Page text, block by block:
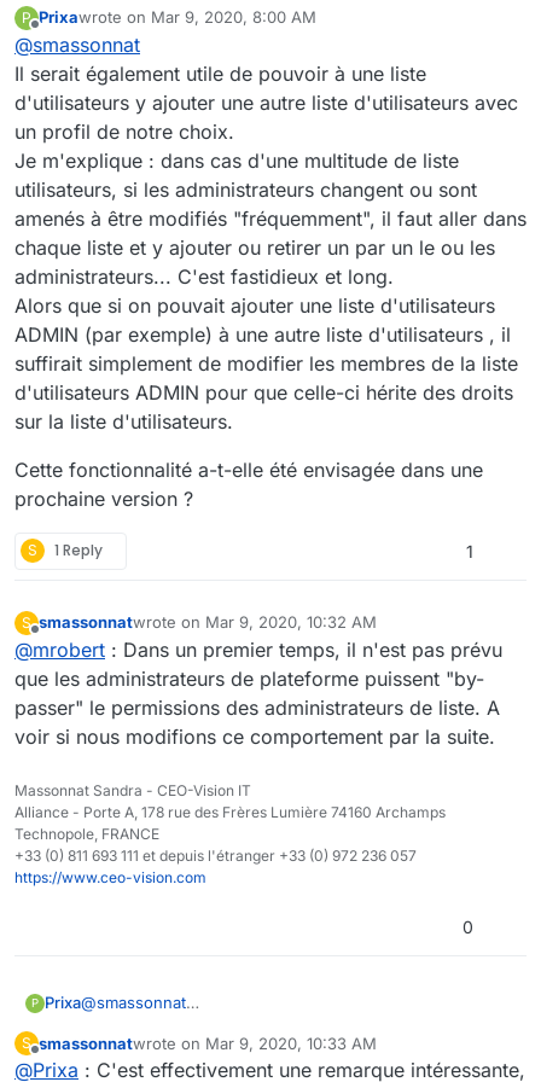
fonctionnalité est prévue pour la version 3.8.
Pour l'aspect fonctionnel :
Il sera impossible de supprimer une liste
d'utilisateur si elle est membre d'au moins un
espace. Il faudra alors la retirer de l'espace en
question avant de pouvoir la supprimer.
Nous avons également une réflexion en interne
sur la nécessité (ou pas) de proposer aux
administrateurs de plateforme la possibilité de
restaurer des listes d'utilisateurs supprimées.
L'objectif serait d'anticiper les éventuelles erreurs,
malgré la mise en place d'une popup de demande
de confirmation.
Cela aura un impact sur la façon dont sera géré le
mécanisme de suppression.
Si tu as un avis/retour du terrain sur le sujet,
n'hésite pas à nous en faire part.
Bonne journée.
P Prixawrote on Mar 9, 2020, 8:00 AM
last edited by
@smassonnat
Il serait également utile de pouvoir à une liste
d'utilisateurs y ajouter une autre liste d'utilisateurs avec
un profil de notre choix.
Je m'explique : dans cas d'une multitude de liste
utilisateurs, si les administrateurs changent ou sont
amenés à être modifiés "fréquemment", il faut aller dans
chaque liste et y ajouter ou retirer un par un le ou les
administrateurs... C'est fastidieux et long.
Alors que si on pouvait ajouter une liste d'utilisateurs
ADMIN (par exemple) à une autre liste d'utilisateurs , il
suffirait simplement de modifier les membres de la liste
d'utilisateurs ADMIN pour que celle-ci hérite des droits
sur la liste d'utilisateurs.
Cette fonctionnalité a-t-elle été envisagée dans une
prochaine version ?
S 1 Reply 1
S
Offline
smassonnatwrote on Mar 9, 2020, 10:32 AM
last edited by
@mrobert : Dans un premier temps, il n'est pas prévu
que les administrateurs de plateforme puissent "by-
passer" le permissions des administrateurs de liste. A
voir si nous modifions ce comportement par la suite.
Massonnat Sandra - CEO-Vision IT
Alliance - Porte A, 178 rue des Frères Lumière 74160 Archamps
Technopole, FRANCE
+33 (0) 811 693 111 et depuis l'étranger +33 (0) 972 236 057
https://www.ceo-vision.com
0
P Prixa@smassonnat
d'utilisateurs y ajouter une autre liste d'utilisateurs avec
un profil de notre choix.
Cette fonctionnalité a-t-elle été envisagée dans une
prochaine version ?
S
Offline
smassonnatwrote on Mar 9, 2020, 10:33 AM
last edited by
@Prixa : C'est effectivement une remarque intéressante,